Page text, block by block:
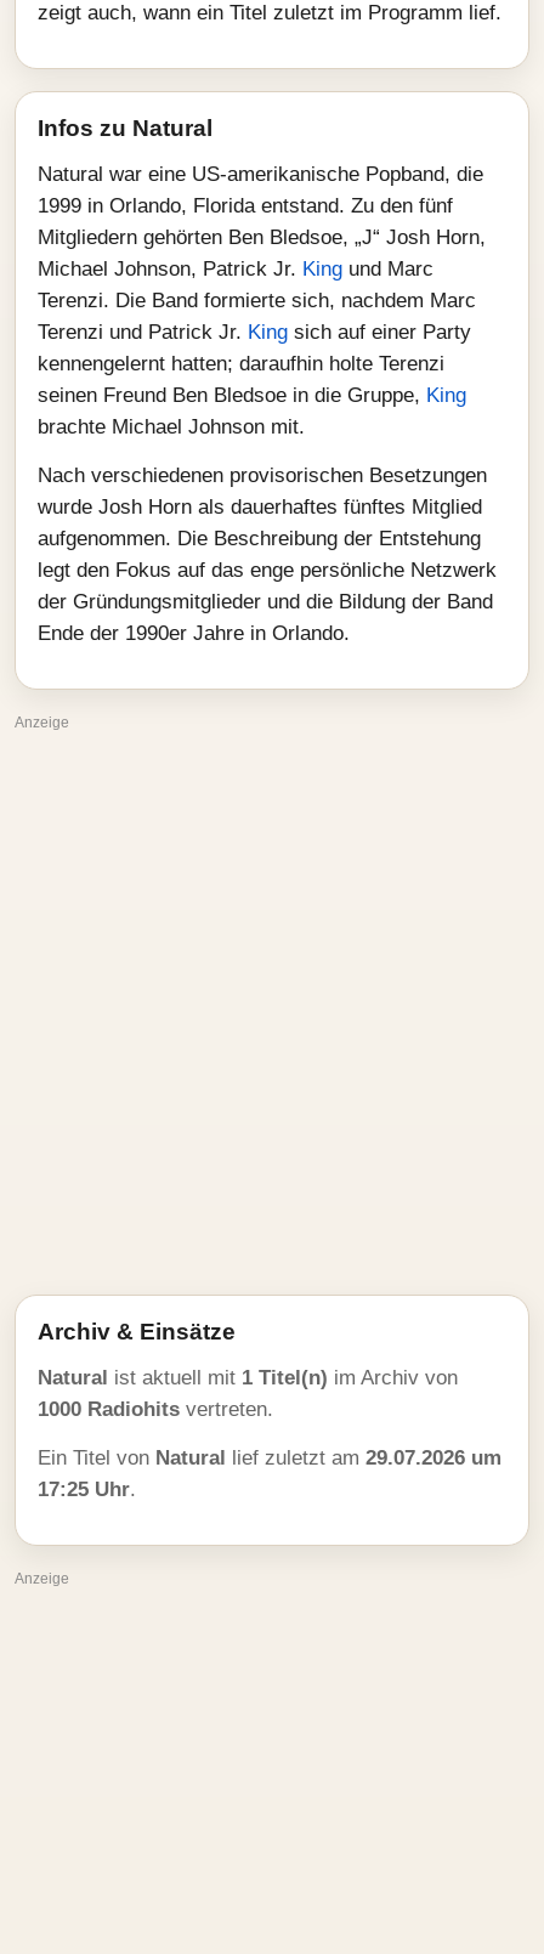
zeigt auch, wann ein Titel zuletzt im Programm lief.
Infos zu Natural
Natural war eine US-amerikanische Popband, die
1999 in Orlando, Florida entstand. Zu den fünf
Mitgliedern gehörten Ben Bledsoe, „J“ Josh Horn,
Michael Johnson, Patrick Jr. King und Marc
Terenzi. Die Band formierte sich, nachdem Marc
Terenzi und Patrick Jr. King sich auf einer Party
kennengelernt hatten; daraufhin holte Terenzi
seinen Freund Ben Bledsoe in die Gruppe, King
brachte Michael Johnson mit.
Nach verschiedenen provisorischen Besetzungen
wurde Josh Horn als dauerhaftes fünftes Mitglied
aufgenommen. Die Beschreibung der Entstehung
legt den Fokus auf das enge persönliche Netzwerk
der Gründungsmitglieder und die Bildung der Band
Ende der 1990er Jahre in Orlando.
Anzeige
Archiv & Einsätze
Natural ist aktuell mit 1 Titel(n) im Archiv von
1000 Radiohits vertreten.
Ein Titel von Natural lief zuletzt am 29.07.2026 um
17:25 Uhr.
Anzeige